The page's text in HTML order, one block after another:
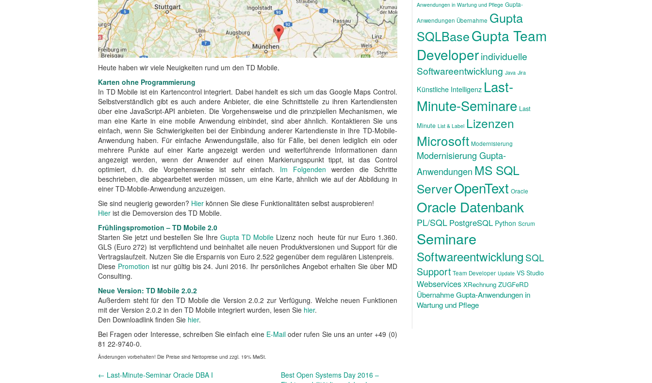
Heute haben wir viele Neuigkeiten rund um den TD Mobile.
Karten ohne Programmierung
In TD Mobile ist ein Kartencontrol integriert. Dabei handelt es sich um das Google Maps Control.
Selbstverständlich gibt es auch andere Anbieter, die eine Schnittstelle zu ihren Kartendiensten
über eine JavaScript-API anbieten. Die Vorgehensweise und die prinzipiellen Mechanismen, wie
man eine Karte in eine mobile Anwendung einbindet, sind aber ähnlich. Kontaktieren Sie uns
einfach, wenn Sie Schwierigkeiten bei der Einbindung anderer Kartendienste in Ihre TD-Mobile-
Anwendung haben. Für einfache Anwendungsfälle, also für Fälle, bei denen lediglich ein oder
mehrere Punkte auf einer Karte angezeigt werden und weiterführende Informationen dann
angezeigt werden, wenn der Anwender auf einen Markierungspunkt tippt, ist das Control
optimiert, d.h. die Vorgehensweise ist sehr einfach. Im Folgenden werden die Schritte
beschrieben, die abgearbeitet werden müssen, um eine Karte, ähnlich wie auf der Abbildung in
einer TD-Mobile-Anwendung anzuzeigen.
Sie sind neugierig geworden? Hier können Sie diese Funktionalitäten selbst ausprobieren!
Hier ist die Demoversion des TD Mobile.
Frühlingspromotion – TD Mobile 2.0
Starten Sie jetzt und bestellen Sie IhreGupta TD MobileLizenz noch heute für nur Euro 1.360.
GLS (Euro 272) ist verpflichtend und beinhaltet alle neuen Produktversionen und Support für die
Vertragslaufzeit. Nutzen Sie die Ersparnis von Euro 2.522 gegenüber dem regulären Listenpreis.
Diese Promotion ist nur gültig bis 24. Juni 2016. Ihr persönliches Angebot erhalten Sie über MD
Consulting.
Neue Version: TD Mobile 2.0.2
Außerdem steht für den TD Mobile die Version 2.0.2 zur Verfügung. Welche neuen Funktionen
mit der Version 2.0.2 in den TD Mobile integriert wurden, lesen Sie hier.
Den Downloadlink finden Sie hier.
Bei Fragen oder Interesse, schreiben Sie einfach eine E-Mailoder rufen Sie uns an unter +49 (0)
81 22-9740-0.
Änderungen vorbehalten! Die Preise sind Nettopreise und zzgl. 19% MwSt.
Andere
← Last-Minute-Seminar Oracle DBA I
Best Open Systems Day 2016 –
Anwendungen in Wartung und Pflege Gupta-
Anwendungen Übernahme Gupta
SQLBaseGupta Team
Developerindividuelle
Softwareentwicklung Java Jira
Künstliche Intelligenz Last-
Minute-Seminare Last
Minute List & Label Lizenzen
Microsoft Modernisierung
Modernisierung Gupta-
Anwendungen MS SQL
ServerOpenText Oracle
Oracle Datenbank
PL/SQL PostgreSQL Python Scrum
Seminare
Softwareentwicklung SQL
Support Team Developer Update VS Studio
Webservices XRechnung ZUGFeRD
Übernahme Gupta-Anwendungen in
Wartung und Pflege